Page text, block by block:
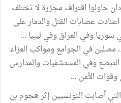
حاولوا اقتراف مجزرة لا تختلف
اعتادت عصابات القتل والدمار على
سوريا وفي العراق وفي ليبيا ...
مصلين في الجوامع ومواكب العزاء
وفي المستشفيات والمدارس
الأمن ...
أصابت التونسيين إثر هجوم بن